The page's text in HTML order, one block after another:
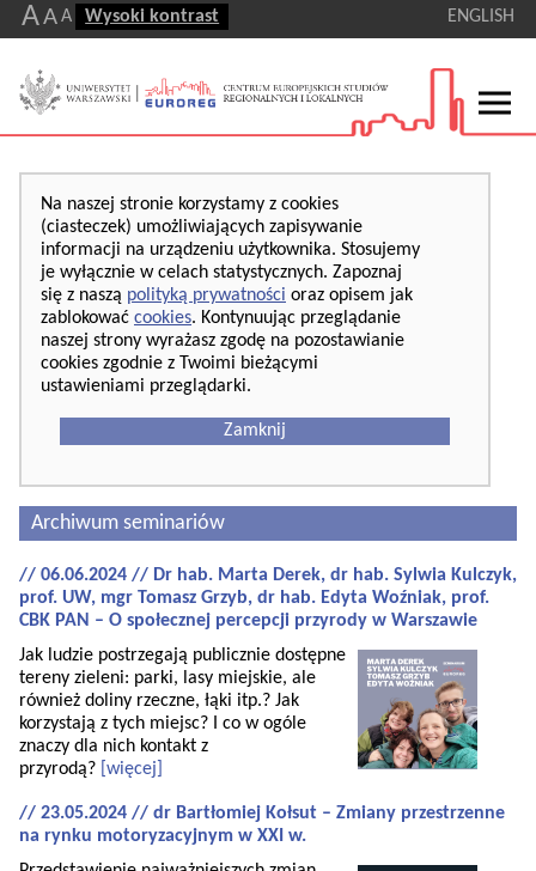
AA A Wysoki kontrast ENGLISH
Na naszej stronie korzystamy z cookies
(ciasteczek) umożliwiających zapisywanie
informacji na urządzeniu użytkownika. Stosujemy
je wyłącznie w celach statystycznych. Zapoznaj
się z naszą polityką prywatności oraz opisem jak
zablokować cookies. Kontynuując przeglądanie
naszej strony wyrażasz zgodę na pozostawianie
cookies zgodnie z Twoimi bieżącymi
ustawieniami przeglądarki.
Zamknij
Archiwum seminariów
// 06.06.2024 // Dr hab. Marta Derek, dr hab. Sylwia Kulczyk,
prof. UW, mgr Tomasz Grzyb, dr hab. Edyta Woźniak, prof.
CBK PAN – O społecznej percepcji przyrody w Warszawie
Jak ludzie postrzegają publicznie dostępne
tereny zieleni: parki, lasy miejskie, ale
również doliny rzeczne, łąki itp.? Jak
korzystają z tych miejsc? I co w ogóle
znaczy dla nich kontakt z
przyrodą? [więcej]
// 23.05.2024 // dr Bartłomiej Kołsut – Zmiany przestrzenne
na rynku motoryzacyjnym w XXI w.